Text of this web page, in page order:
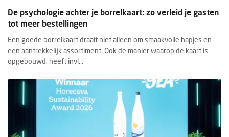
De psychologie achter je borrelkaart: zo verleid je gasten
tot meer bestellingen
Een goede borrelkaart draait niet alleen om smaakvolle hapjes en
een aantrekkelijk assortiment. Ook de manier waarop de kaart is
opgebouwd, heeft invl...